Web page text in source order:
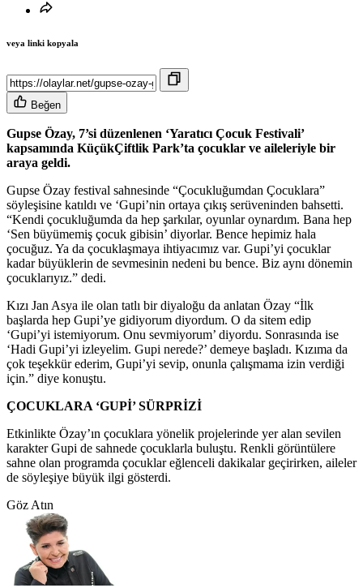
veya linki kopyala
Beğen
Gupse Özay, 7’si düzenlenen ‘Yaratıcı Çocuk Festivali’
kapsamında KüçükÇiftlik Park’ta çocuklar ve aileleriyle bir
araya geldi.
Gupse Özay festival sahnesinde “Çocukluğumdan Çocuklara”
söyleşisine katıldı ve ‘Gupi’nin ortaya çıkış serüveninden bahsetti.
“Kendi çocukluğumda da hep şarkılar, oyunlar oynardım. Bana hep
‘Sen büyümemiş çocuk gibisin’ diyorlar. Bence hepimiz hala
çocuğuz. Ya da çocuklaşmaya ihtiyacımız var. Gupi’yi çocuklar
kadar büyüklerin de sevmesinin nedeni bu bence. Biz aynı dönemin
çocuklarıyız.” dedi.
Kızı Jan Asya ile olan tatlı bir diyaloğu da anlatan Özay “İlk
başlarda hep Gupi’ye gidiyorum diyordum. O da sitem edip
‘Gupi’yi istemiyorum. Onu sevmiyorum’ diyordu. Sonrasında ise
‘Hadi Gupi’yi izleyelim. Gupi nerede?’ demeye başladı. Kızıma da
çok teşekkür ederim, Gupi’yi sevip, onunla çalışmama izin verdiği
için.” diye konuştu.
ÇOCUKLARA ‘GUPİ’ SÜRPRİZİ
Etkinlikte Özay’ın çocuklara yönelik projelerinde yer alan sevilen
karakter Gupi de sahnede çocuklarla buluştu. Renkli görüntülere
sahne olan programda çocuklar eğlenceli dakikalar geçirirken, aileler
de söyleşiye büyük ilgi gösterdi.
Göz Atın